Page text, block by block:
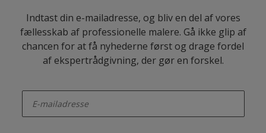
Indtast din e-mailadresse, og bliv en del af vores
fællesskab af professionelle malere. Gå ikke glip af
chancen for at få nyhederne først og drage fordel
af ekspertrådgivning, der gør en forskel.